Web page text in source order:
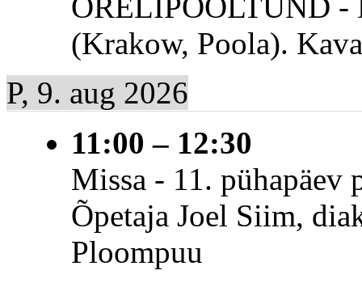
ORELIPOOLTUND -
(Krakow, Poola).
P, 9. aug 2026
11:00 – 12:30
Missa - 11. pühapäev
Õpetaja Joel Siim,
Ploompuu